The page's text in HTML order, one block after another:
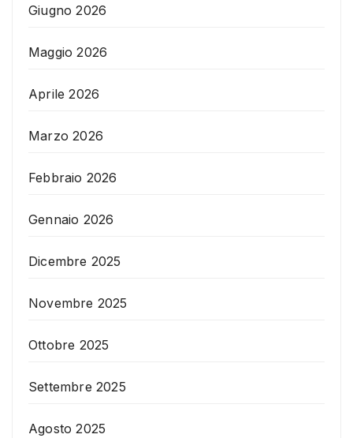
Giugno 2026
Maggio 2026
Aprile 2026
Marzo 2026
Febbraio 2026
Gennaio 2026
Dicembre 2025
Novembre 2025
Ottobre 2025
Settembre 2025
Agosto 2025